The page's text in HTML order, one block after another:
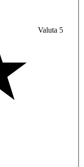
Valuta 5